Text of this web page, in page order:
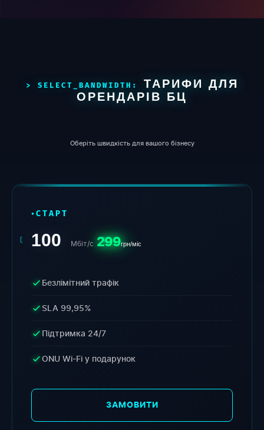
ТАРИФИ ДЛЯ
ОРЕНДАРІВ БЦ
Оберіть швидкість для вашого бізнесу
СТАРТ
100 Мбіт/с 299грн/міс
Безлімітний трафік
SLA 99,95%
Підтримка 24/7
ONU Wi-Fi у подарунок
ЗАМОВИТИ